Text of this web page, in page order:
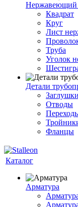
Нержавеющий
Квадрат
Круг
Лист
Труба
Уголок
Детали
Заглушки
Отводы
Фланцы
Каталог
Арматура